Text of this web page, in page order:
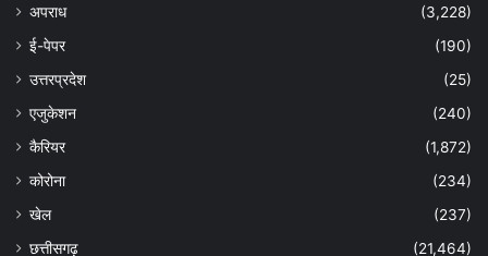
अपराध
(3,228)
ई-पेपर
(190)
उत्तरप्रदेश
(25)
एजुकेशन
(240)
कैरियर
(1,872)
कोरोना
(234)
खेल
(237)
छत्तीसगढ़
(21,464)